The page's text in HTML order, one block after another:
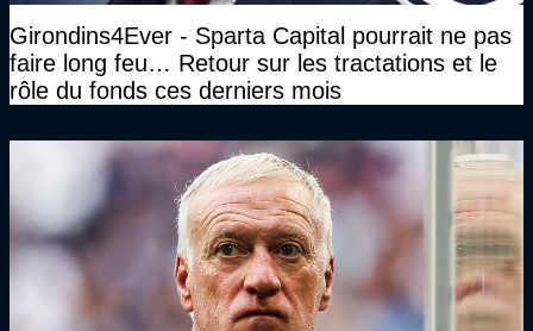
Girondins4Ever - Sparta Capital pourrait ne pas
faire long feu… Retour sur les tractations et le
rôle du fonds ces derniers mois